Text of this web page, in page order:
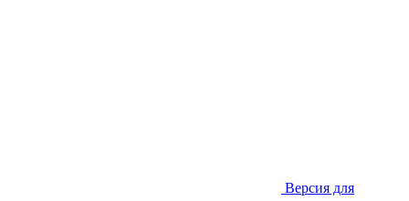
Версия для